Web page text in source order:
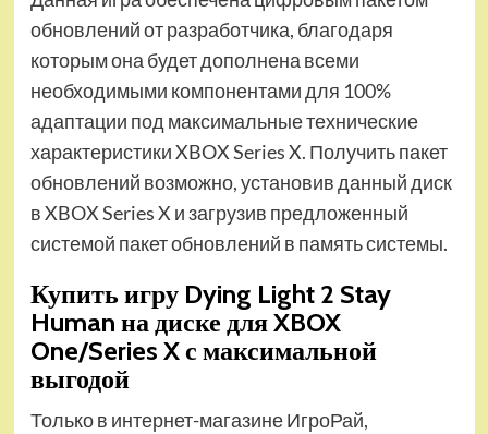
обновлений от разработчика, благодаря
которым она будет дополнена всеми
необходимыми компонентами для 100%
адаптации под максимальные технические
характеристики XBOX Series X. Получить пакет
обновлений возможно, установив данный диск
в XBOX Series X и загрузив предложенный
системой пакет обновлений в память системы.
Купить игру Dying Light 2 Stay
Human на диске для XBOX
One/Series X с максимальной
выгодой
Только в интернет-магазине ИгроРай,